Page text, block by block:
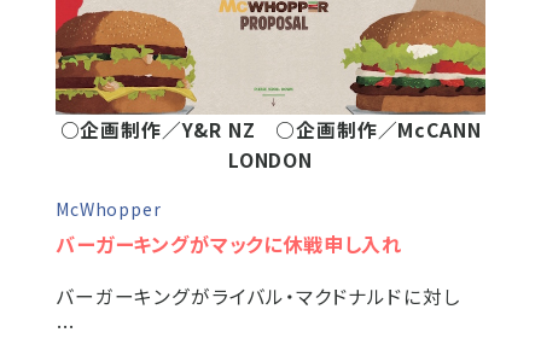
○企画制作／Y&R NZ ○企画制作／McCANN
LONDON
McWhopper
バーガーキングがマックに休戦申し入れ
バーガーキングがライバル・マクドナルドに対し
…